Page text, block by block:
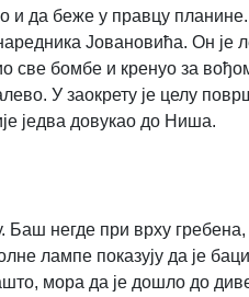
и да беже у правцу
Јовановића. Он је
све бомбе и кренуо за
У заокрету је целу
једва довукао до Ниша.
Баш негде при врху
лампе показују да је
мора да је дошло до